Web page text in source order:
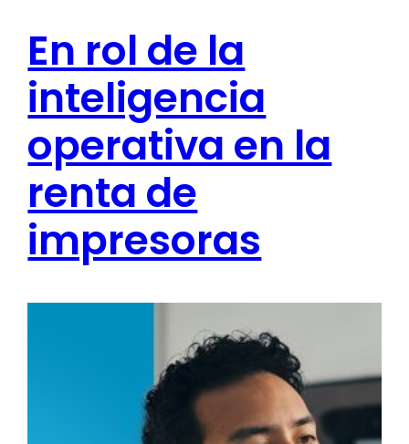
En rol de la
inteligencia
operativa en la
renta de
impresoras